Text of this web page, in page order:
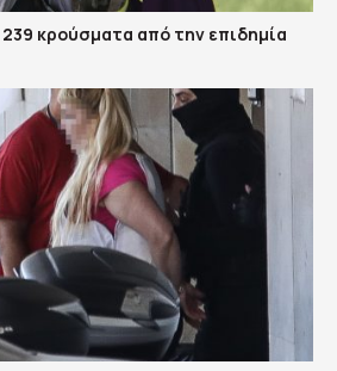
239 κρούσματα από την επιδημία